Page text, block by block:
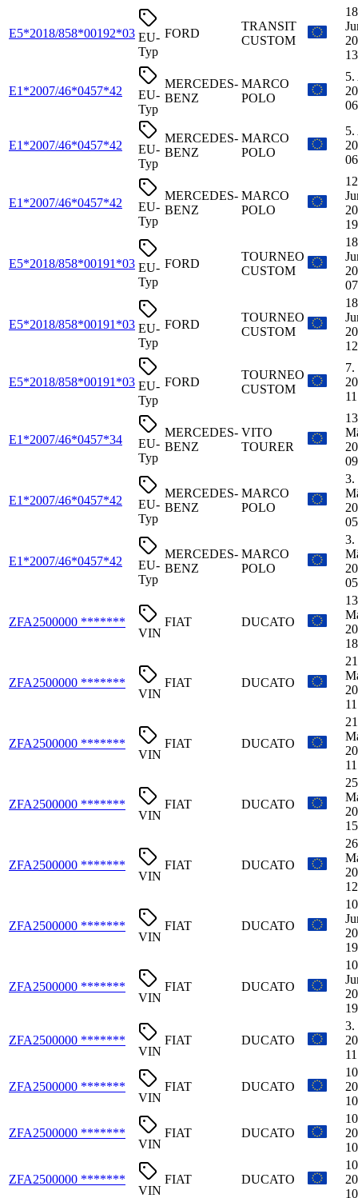
E5*2018/858*00192*03 EU-
Typ
FORD
TRANSIT
CUSTOM
E1*2007/46*0457*42
EU-
Typ
MERCEDES-
BENZ
MARCO
POLO
5.
E1*2007/46*0457*42
EU-
Typ
MERCEDES-
BENZ
MARCO
POLO
5.
E1*2007/46*0457*42
EU-
Typ
MERCEDES-
BENZ
MARCO
POLO
E5*2018/858*00191*03 EU-
Typ
FORD
TOURNEO
CUSTOM
E5*2018/858*00191*03 EU-
Typ
FORD
TOURNEO
CUSTOM
E5*2018/858*00191*03 EU-
Typ
FORD
TOURNEO
CUSTOM
7.
E1*2007/46*0457*34
EU-
Typ
MERCEDES-
BENZ
VITO
TOURER
E1*2007/46*0457*42
EU-
Typ
MERCEDES-
BENZ
MARCO
POLO
3.
E1*2007/46*0457*42
EU-
Typ
MERCEDES-
BENZ
MARCO
POLO
3.
ZFA2500000 *******
VIN
FIAT DUCATO
ZFA2500000 *******
VIN
FIAT DUCATO
ZFA2500000 *******
VIN
FIAT DUCATO
ZFA2500000 *******
VIN
FIAT DUCATO
ZFA2500000 *******
VIN
FIAT DUCATO
ZFA2500000 *******
VIN
FIAT DUCATO
ZFA2500000 *******
VIN
FIAT DUCATO
ZFA2500000 *******
VIN
FIAT DUCATO
3.
ZFA2500000 *******
VIN
FIAT DUCATO
ZFA2500000 *******
VIN
FIAT DUCATO
ZFA2500000 *******
VIN
FIAT DUCATO